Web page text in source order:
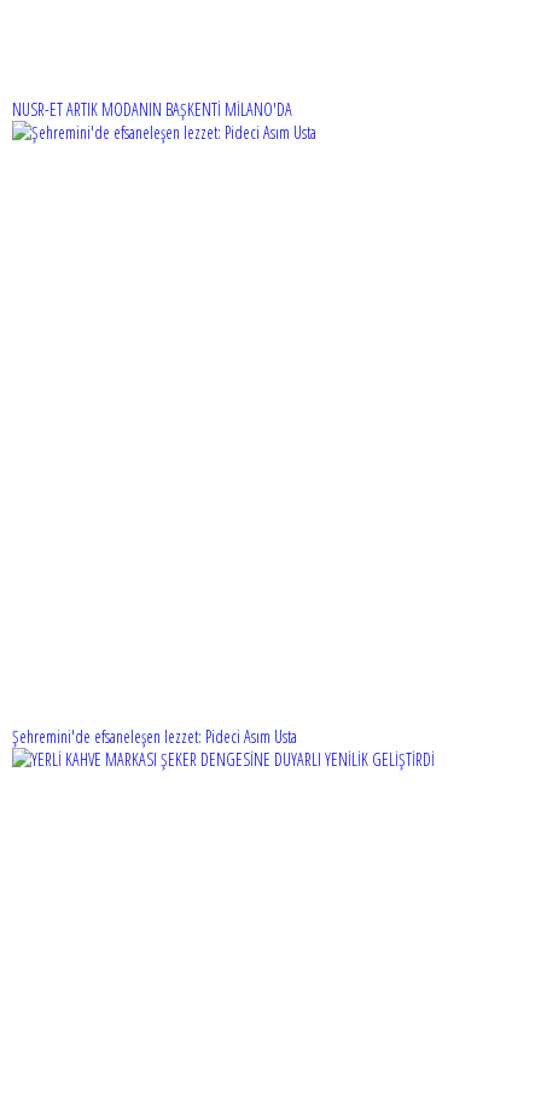
NUSR-ET ARTIK MODANIN BAŞKENTİ MİLANO'DA
Şehremini'de efsaneleşen lezzet: Pideci Asım Usta